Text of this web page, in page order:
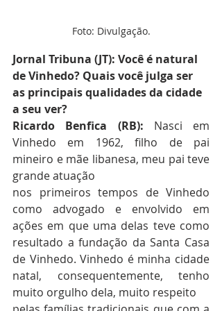
Foto: Divulgação.
Jornal Tribuna (JT): Você é natural
de Vinhedo? Quais você julga ser
as principais qualidades da cidade
a seu ver?
Ricardo Benfica (RB): Nasci em
Vinhedo em 1962, filho de pai
mineiro e mãe libanesa, meu pai teve
grande atuação
nos primeiros tempos de Vinhedo
como advogado e envolvido em
ações em que uma delas teve como
resultado a fundação da Santa Casa
de Vinhedo. Vinhedo é minha cidade
natal, consequentemente, tenho
muito orgulho dela, muito respeito